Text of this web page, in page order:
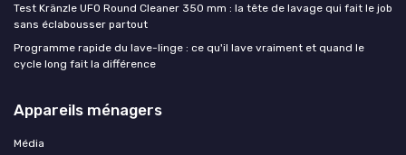
Test Kränzle UFO Round Cleaner 350 mm : la tête de lavage qui fait le job
sans éclabousser partout
Programme rapide du lave-linge : ce qu'il lave vraiment et quand le
cycle long fait la différence
Appareils ménagers
Média